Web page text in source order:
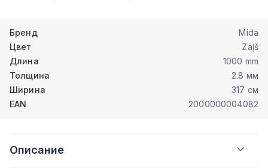
Бренд
Mida
Цвет
Zaļš
Длина
1000 mm
Толщина
2.8 мм
Ширина
317 см
EAN
2000000004082
Описание